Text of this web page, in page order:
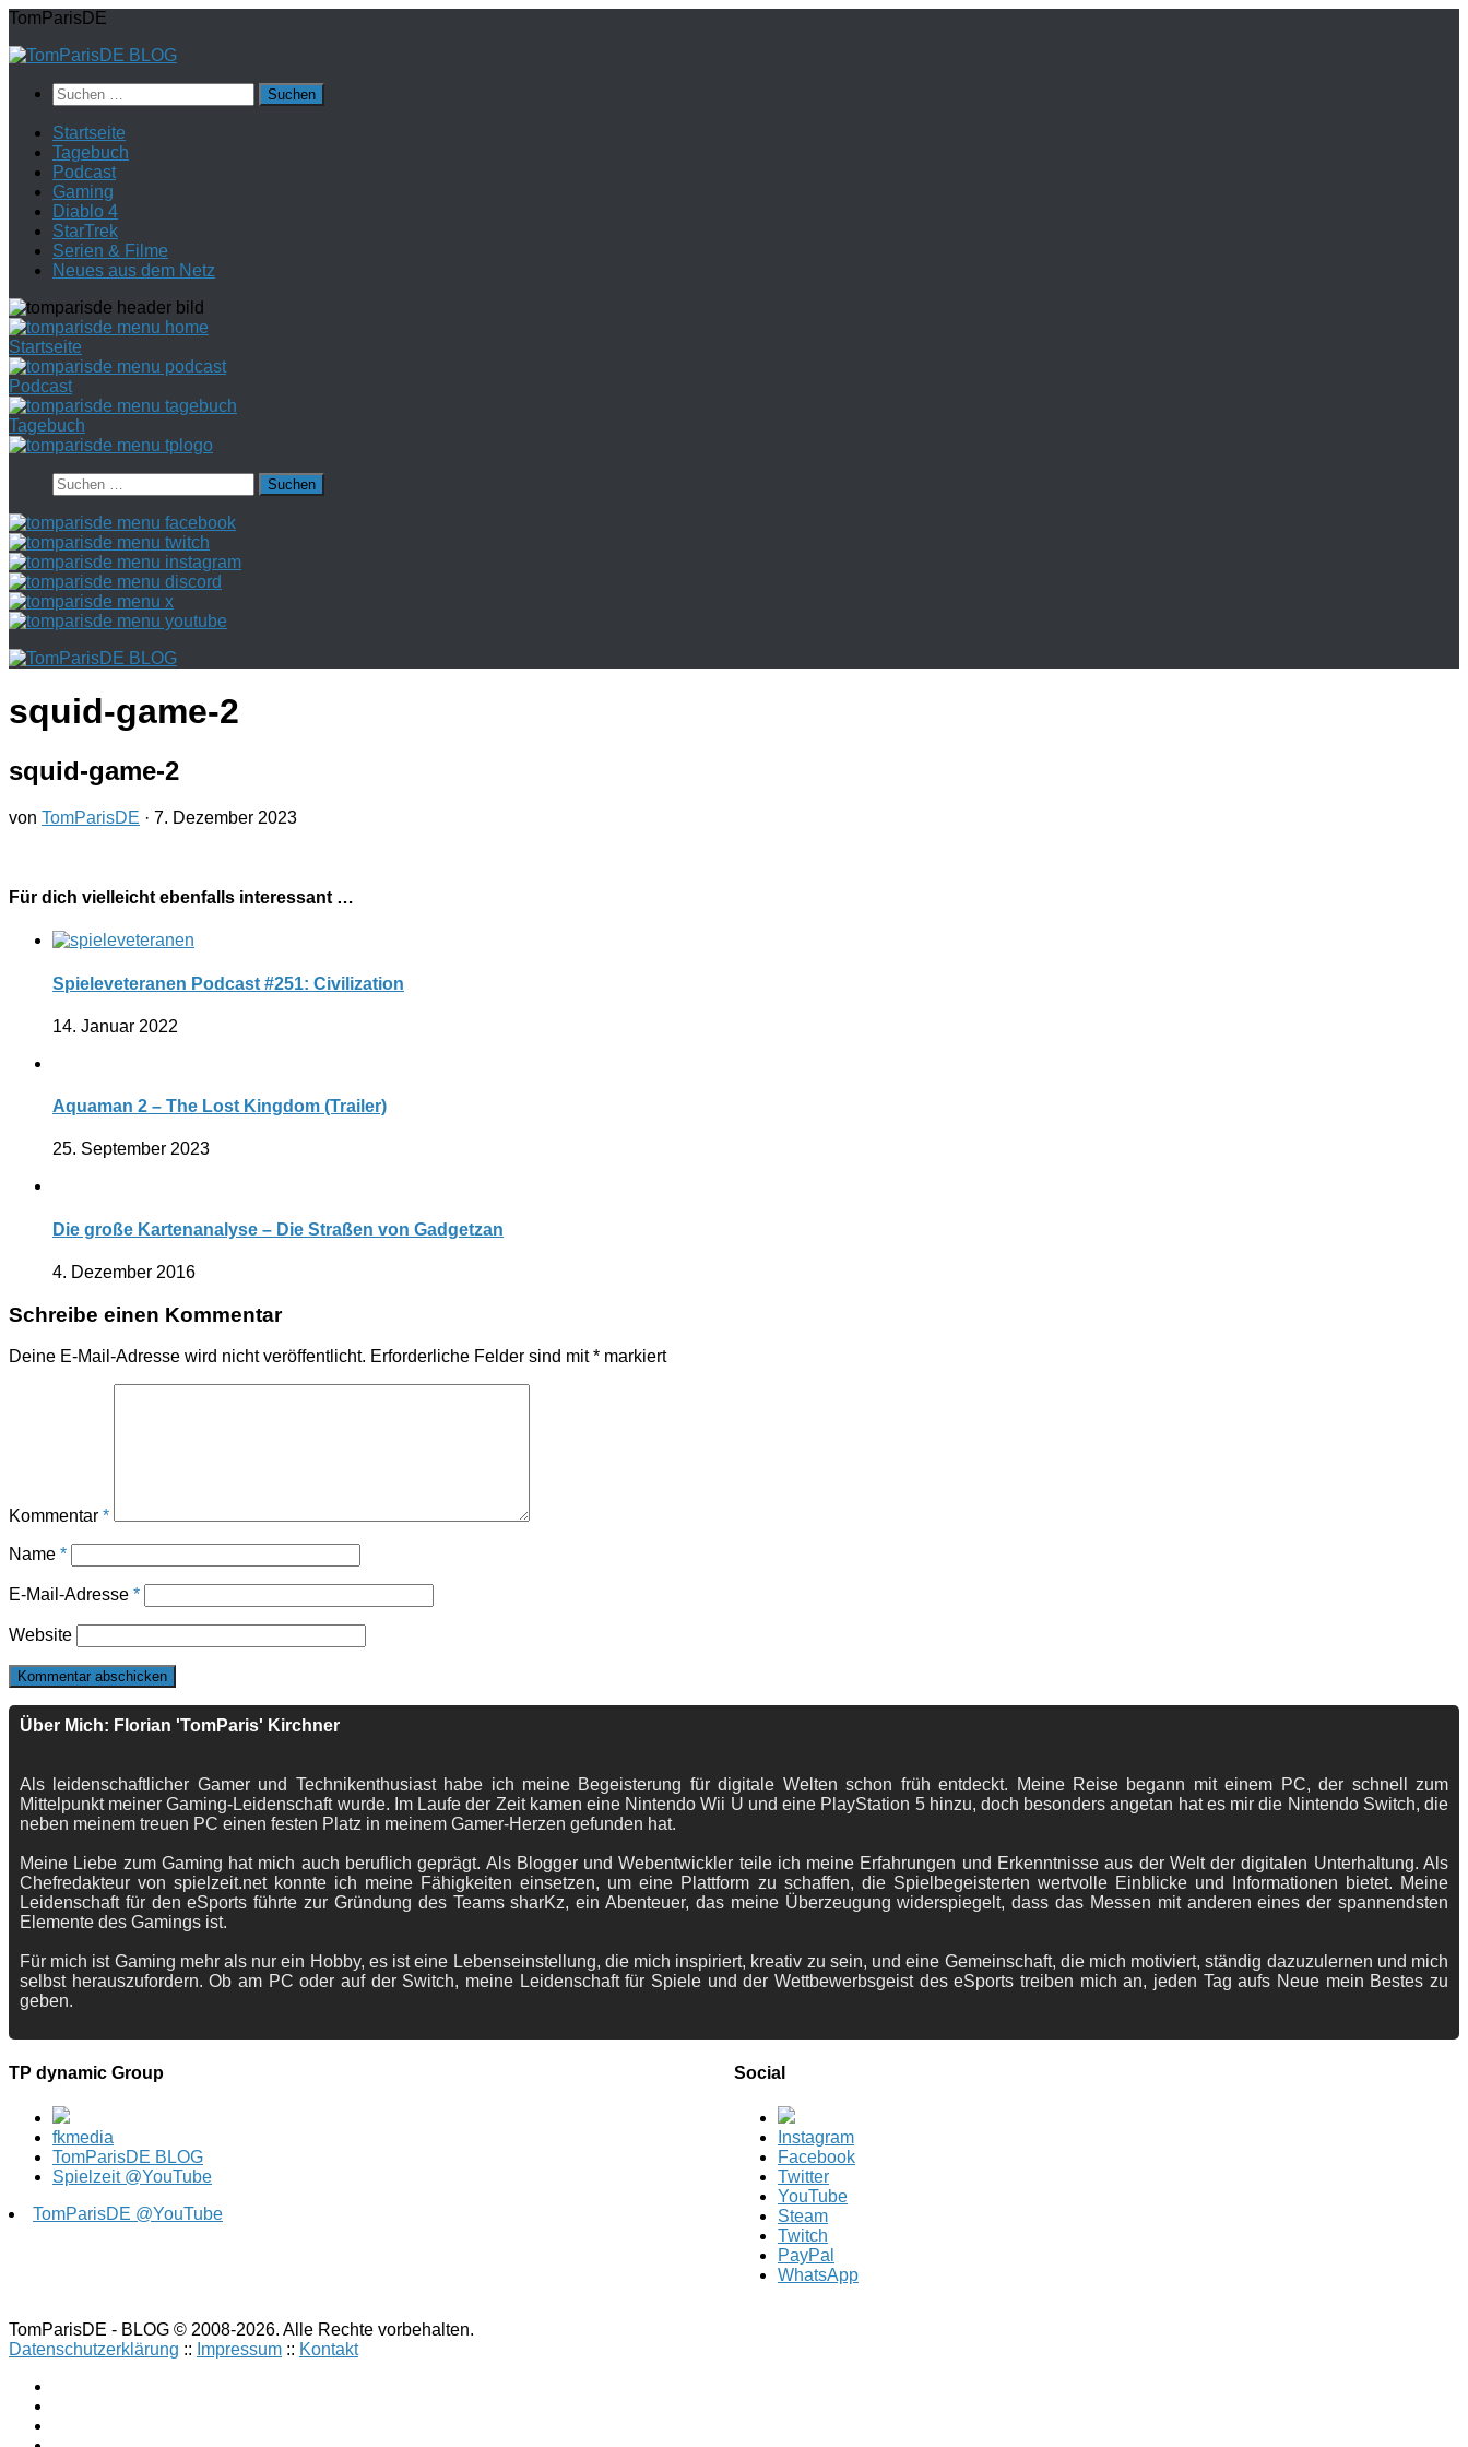
Zum
springen
TomParisDE
Suchen
nach:
Startseite
Tagebuch
Podcast
Gaming
Diablo 4
StarTrek
Serien & Filme
Neues aus dem Netz
Startseite
Podcast
Tagebuch
Suchen
nach:
squid-game-2
squid-game-2
von TomParisDE · 7. Dezember 2023
Für dich vielleicht ebenfalls interessant …
Spieleveteranen Podcast #251: Civilization
14. Januar 2022
Aquaman 2 – The Lost Kingdom (Trailer)
25. September 2023
Die große Kartenanalyse – Die Straßen von Gadgetzan
4. Dezember 2016
Schreibe einen Kommentar
Deine E-Mail-Adresse wird nicht veröffentlicht. Erforderliche Felder sind mit* markiert
Kommentar *
Name *
E-Mail-Adresse *
Website
Über Mich: Florian 'TomParis' Kirchner
Als leidenschaftlicher Gamer und Technikenthusiast habe ich meine Begeisterung für digitale Welten schon früh entdeckt. Meine Reise begann mit einem PC, der schnell zum
Mittelpunkt meiner Gaming-Leidenschaft wurde. Im Laufe der Zeit kamen eine Nintendo Wii U und eine PlayStation 5 hinzu, doch besonders angetan hat es mir die Nintendo Switch, die
neben meinem treuen PC einen festen Platz in meinem Gamer-Herzen gefunden hat.
Meine Liebe zum Gaming hat mich auch beruflich geprägt. Als Blogger und Webentwickler teile ich meine Erfahrungen und Erkenntnisse aus der Welt der digitalen Unterhaltung. Als
Chefredakteur von spielzeit.net konnte ich meine Fähigkeiten einsetzen, um eine Plattform zu schaffen, die Spielbegeisterten wertvolle Einblicke und Informationen bietet. Meine
Leidenschaft für den eSports führte zur Gründung des Teams sharKz, ein Abenteuer, das meine Überzeugung widerspiegelt, dass das Messen mit anderen eines der spannendsten
Elemente des Gamings ist.
Für mich ist Gaming mehr als nur ein Hobby, es ist eine Lebenseinstellung, die mich inspiriert, kreativ zu sein, und eine Gemeinschaft, die mich motiviert, ständig dazuzulernen und mich
selbst herauszufordern. Ob am PC oder auf der Switch, meine Leidenschaft für Spiele und der Wettbewerbsgeist des eSports treiben mich an, jeden Tag aufs Neue mein Bestes zu
geben.
TP dynamic Group
fkmedia
TomParisDE BLOG
Spielzeit @YouTube
TomParisDE @YouTube
Social
Instagram
Facebook
Twitter
YouTube
Steam
Twitch
PayPal
WhatsApp
TomParisDE - BLOG © 2008-2026. Alle Rechte vorbehalten.
Datenschutzerklärung :: Impressum :: Kontakt